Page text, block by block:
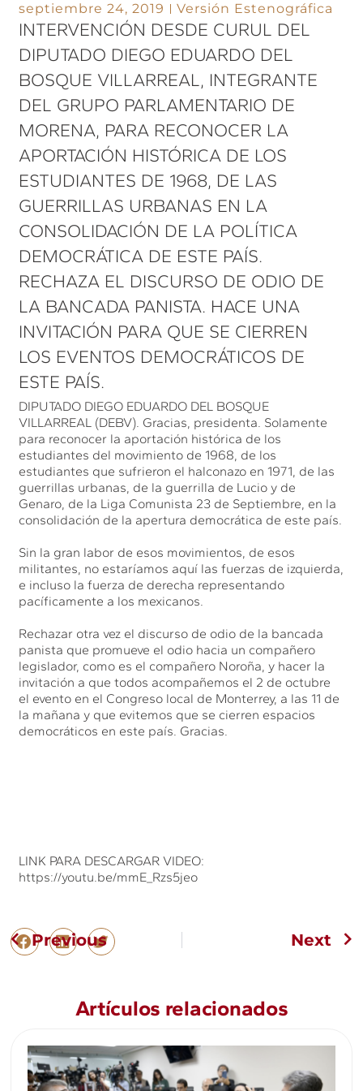
septiembre 24, 2019 Versión Estenográfica
INTERVENCIÓN DESDE CURUL DEL
DIPUTADO DIEGO EDUARDO DEL
BOSQUE VILLARREAL, INTEGRANTE
DEL GRUPO PARLAMENTARIO DE
MORENA, PARA RECONOCER LA
APORTACIÓN HISTÓRICA DE LOS
ESTUDIANTES DE 1968, DE LAS
GUERRILLAS URBANAS EN LA
CONSOLIDACIÓN DE LA POLÍTICA
DEMOCRÁTICA DE ESTE PAÍS.
RECHAZA EL DISCURSO DE ODIO DE
LA BANCADA PANISTA. HACE UNA
INVITACIÓN PARA QUE SE CIERREN
LOS EVENTOS DEMOCRÁTICOS DE
ESTE PAÍS.
DIPUTADO DIEGO EDUARDO DEL BOSQUE
VILLARREAL (DEBV). Gracias, presidenta. Solamente
para reconocer la aportación histórica de los
estudiantes del movimiento de 1968, de los
estudiantes que sufrieron el halconazo en 1971, de las
guerrillas urbanas, de la guerrilla de Lucio y de
Genaro, de la Liga Comunista 23 de Septiembre, en la
consolidación de la apertura democrática de este país.
Sin la gran labor de esos movimientos, de esos
militantes, no estaríamos aquí las fuerzas de izquierda,
e incluso la fuerza de derecha representando
pacíficamente a los mexicanos.
Rechazar otra vez el discurso de odio de la bancada
panista que promueve el odio hacia un compañero
legislador, como es el compañero Noroña, y hacer la
invitación a que todos acompañemos el 2 de octubre
el evento en el Congreso local de Monterrey, a las 11 de
la mañana y que evitemos que se cierren espacios
democráticos en este país. Gracias.
LINK PARA DESCARGAR VIDEO:
https://youtu.be/mmE_Rzs5jeo
Previous Next
Artículos relacionados